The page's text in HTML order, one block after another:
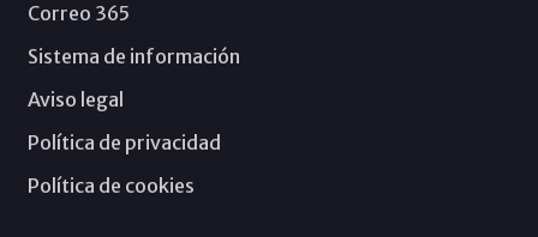
Correo 365
Sistema de información
Aviso legal
Política de privacidad
Política de cookies